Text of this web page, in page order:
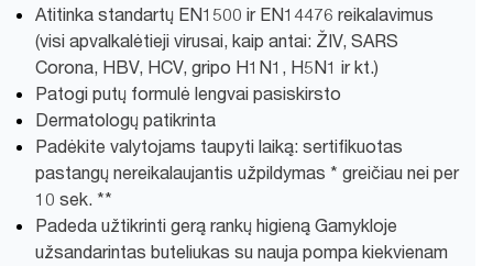
Atitinka standartų EN1500 ir EN14476 reikalavimus
(visi apvalkalėtieji virusai, kaip antai: ŽIV, SARS
Corona, HBV, HCV, gripo H1N1, H5N1 ir kt.)
Patogi putų formulė lengvai pasiskirsto
Dermatologų patikrinta
Padėkite valytojams taupyti laiką: sertifikuotas
pastangų nereikalaujantis užpildymas * greičiau nei per
10 sek. **
Padeda užtikrinti gerą rankų higieną Gamykloje
užsandarintas buteliukas su nauja pompa kiekvienam